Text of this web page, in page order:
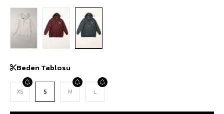
Beden Tablosu
XS S M L